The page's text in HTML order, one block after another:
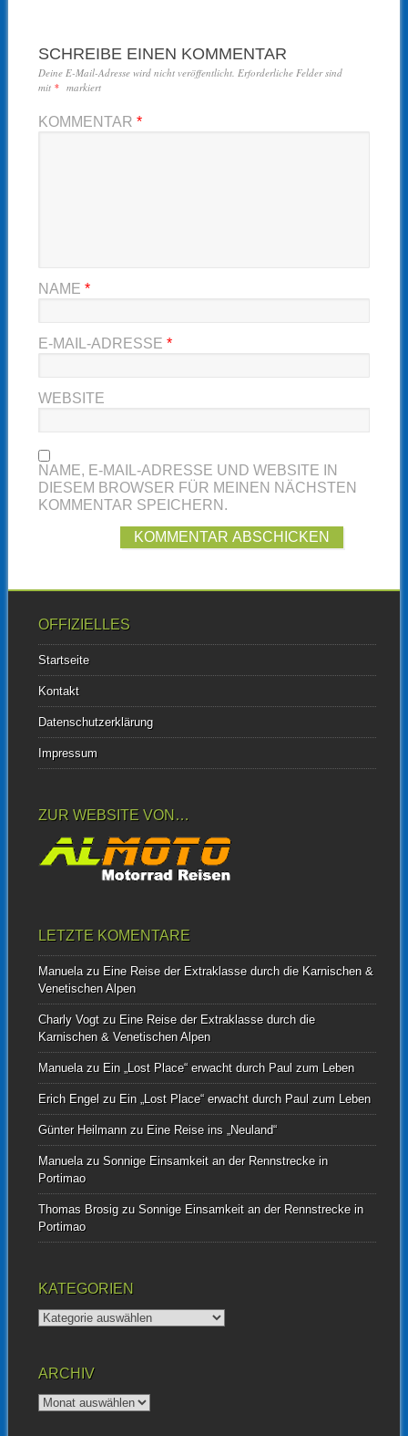
SCHREIBE EINEN KOMMENTAR
Deine E-Mail-Adresse wird nicht veröffentlicht. Erforderliche Felder sind
mit * markiert
KOMMENTAR *
NAME *
E-MAIL-ADRESSE *
WEBSITE
NAME, E-MAIL-ADRESSE UND WEBSITE IN
DIESEM BROWSER FÜR MEINEN NÄCHSTEN
KOMMENTAR SPEICHERN.
OFFIZIELLES
Startseite
Kontakt
Datenschutzerklärung
Impressum
ZUR WEBSITE VON…
LETZTE KOMENTARE
Manuelazu Eine Reise der Extraklasse durch die Karnischen &
Venetischen Alpen
Charly Vogtzu Eine Reise der Extraklasse durch die
Karnischen & Venetischen Alpen
Manuelazu Ein „Lost Place“ erwacht durch Paul zum Leben
Erich Engelzu Ein „Lost Place“ erwacht durch Paul zum Leben
Günter Heilmannzu Eine Reise ins „Neuland“
Manuelazu Sonnige Einsamkeit an der Rennstrecke in
Portimao
Thomas Brosigzu Sonnige Einsamkeit an der Rennstrecke in
Portimao
KATEGORIEN
Kategorien
ARCHIV
Archiv